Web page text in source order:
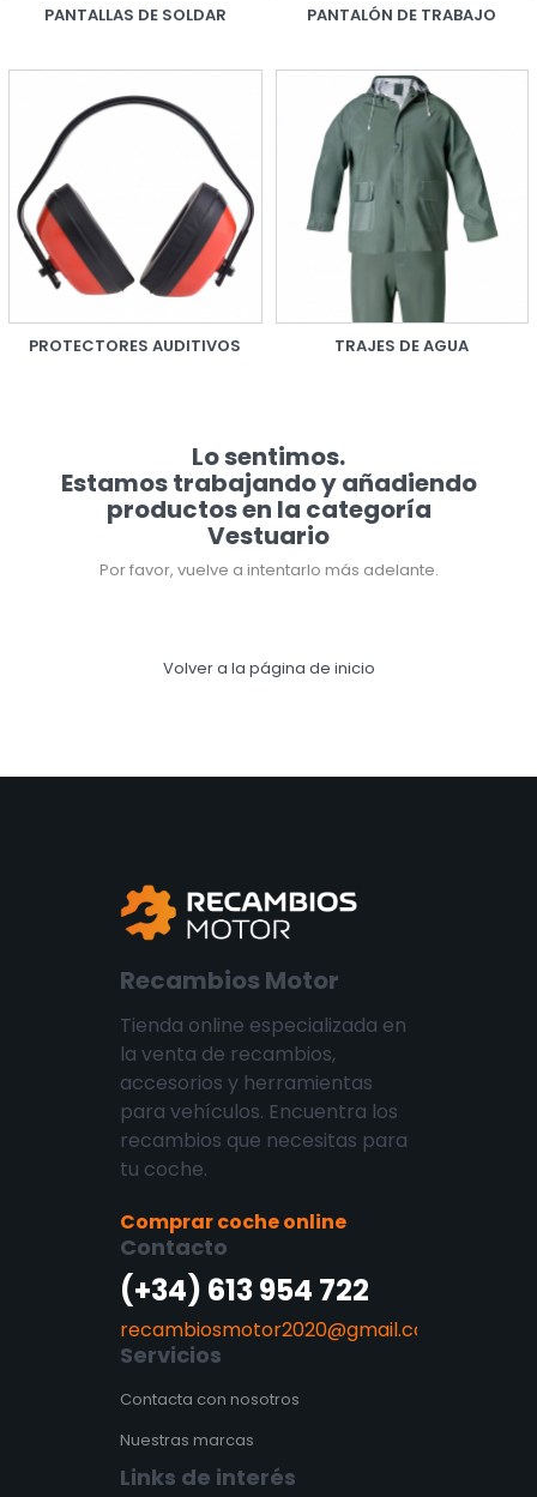
PANTALLAS DE SOLDAR PANTALÓN DE TRABAJO
PROTECTORES AUDITIVOS TRAJES DE AGUA
Lo sentimos.
Estamos trabajando y añadiendo
productos en la categoría
Vestuario
Por favor, vuelve a intentarlo más adelante.
Volver a la página de inicio
Recambios Motor
Tienda online especializada en
la venta de recambios,
accesorios y herramientas
para vehículos. Encuentra los
recambios que necesitas para
tu coche.
Comprar coche online
Contacto
(+34) 613 954 722
recambiosmotor2020@gmail.com
Servicios
Contacta con nosotros
Nuestras marcas
Links de interés